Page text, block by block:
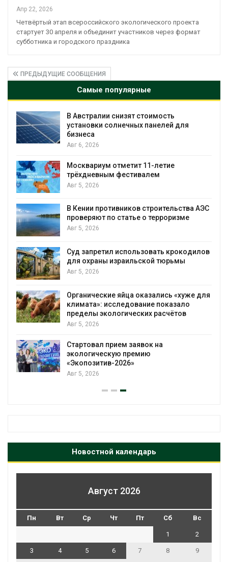
Апр 22, 2026
Четвёртый этап всероссийского экологического проекта
стартует 30 апреля и объединит участников через формат
субботника и городского праздника
ПРЕДЫДУЩИЕ СООБЩЕНИЯ
Самые популярные
В Австралии снизят стоимость
установки солнечных панелей для
бизнеса
Авг 6, 2026
Москвариум отметит 11-летие
трёхдневным фестивалем
Авг 5, 2026
В Кении противников строительства АЭС
проверяют по статье о терроризме
Авг 5, 2026
Суд запретил использовать крокодилов
для охраны израильской тюрьмы
Авг 5, 2026
Органические яйца оказались «хуже для
климата»: исследование показало
пределы экологических расчётов
Авг 5, 2026
Стартовал прием заявок на
экологическую премию
«Экопозитив-2026»
Авг 5, 2026
Новостной календарь
Август 2026
Пн Вт Ср Чт Пт Сб Вс
1 2
3 4 5 6 7 8 9